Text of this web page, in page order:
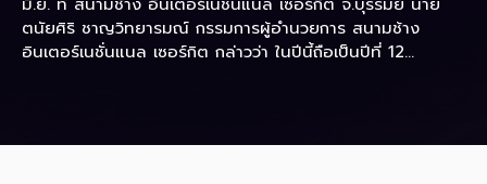
ตนัยศิริ ชาญวิทยารมณ์ กรรมการผู้อำนวยการ สนามช้าง
อินเตอร์เนชั่นแนล เซอร์กิต กล่าวว่า ในปีนี้ถือเป็นปีที่ 12...